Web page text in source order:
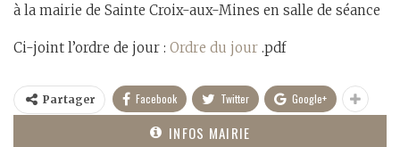
à la mairie de Sainte Croix-aux-Mines en salle de séance
Ci-joint l’ordre de jour : Ordre du jour .pdf
Partager Facebook Twitter Google+
INFOS MAIRIE